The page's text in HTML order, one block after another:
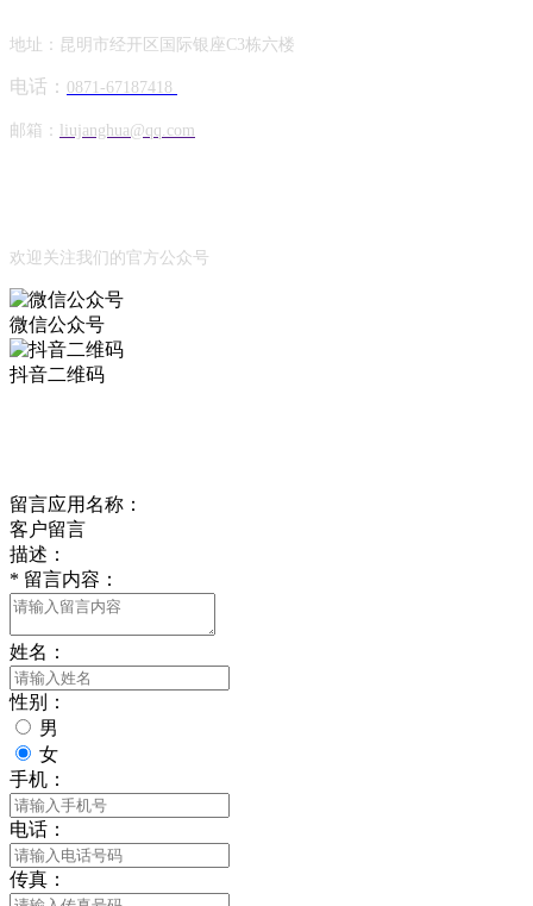
地址：昆明市经开区国际银座C3栋六楼
电话： 0871-67187418
邮箱： liujanghua@qq.com
欢迎关注我们的官方公众号
微信公众号
抖音二维码
留言应用名称：
客户留言
描述：
* 留言内容：
姓名：
性别：
男
女
手机：
电话：
传真：